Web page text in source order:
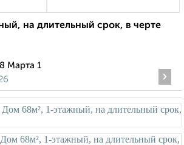
на длительный срок, в черте
Марта 1
›